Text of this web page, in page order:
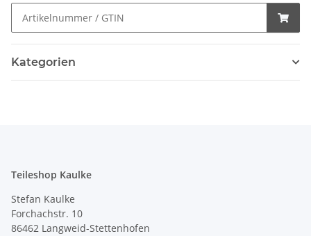
Kategorien
Teileshop Kaulke
Stefan Kaulke
Forchachstr. 10
86462 Langweid-Stettenhofen